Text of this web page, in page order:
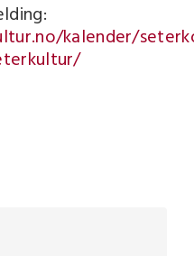
kalender/